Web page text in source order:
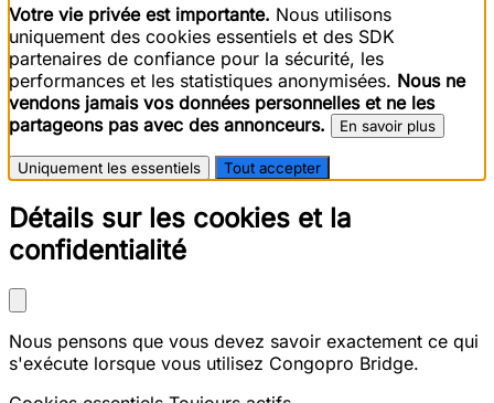
Votre vie privée est importante. Nous utilisons
uniquement des cookies essentiels et des SDK
partenaires de confiance pour la sécurité, les
performances et les statistiques anonymisées. Nous ne
vendons jamais vos données personnelles et ne les
partageons pas avec des annonceurs.
En savoir plus
Uniquement les essentiels Tout accepter
Détails sur les cookies et la
confidentialité
Nous pensons que vous devez savoir exactement ce qui
s'exécute lorsque vous utilisez Congopro Bridge.